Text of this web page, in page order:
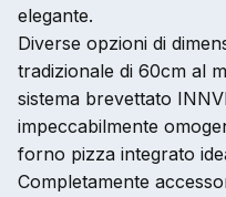
elegante.
Diverse opzioni di
tradizionale di 60cm al
sistema brevettato
impeccabilmente
forno pizza integrato
Completamente